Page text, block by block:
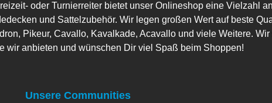
oder Turnierreiter bietet unser Onlineshop eine Vielzahl
und Sattelzubehör. Wir legen großen Wert auf beste
Pikeur, Cavallo, Kavalkade, Acavallo und viele Weitere.
wir anbieten und wünschen Dir viel Spaß beim Shoppen!
Unsere Communities